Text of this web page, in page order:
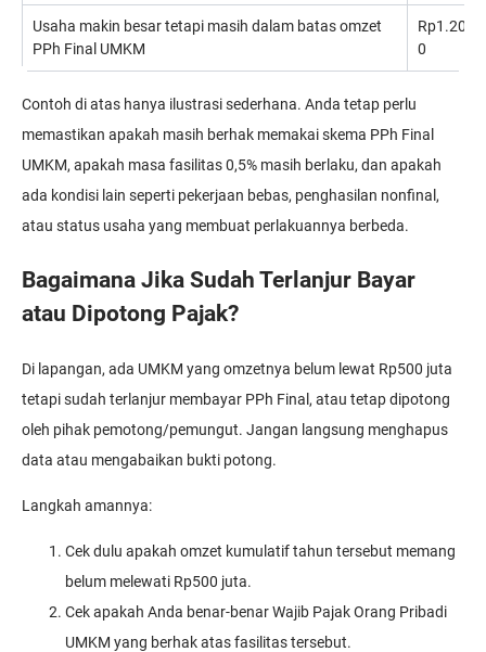
Usaha makin besar tetapi masih dalam batas omzet
PPh Final UMKM
0
Contoh di atas hanya ilustrasi sederhana. Anda tetap perlu
memastikan apakah masih berhak memakai skema PPh Final
UMKM, apakah masa fasilitas 0,5% masih berlaku, dan apakah
ada kondisi lain seperti pekerjaan bebas, penghasilan nonfinal,
atau status usaha yang membuat perlakuannya berbeda.
Bagaimana Jika Sudah Terlanjur Bayar
atau Dipotong Pajak?
Di lapangan, ada UMKM yang omzetnya belum lewat Rp500 juta
tetapi sudah terlanjur membayar PPh Final, atau tetap dipotong
oleh pihak pemotong/pemungut. Jangan langsung menghapus
data atau mengabaikan bukti potong.
Langkah amannya:
Cek dulu apakah omzet kumulatif tahun tersebut memang
belum melewati Rp500 juta.
Cek apakah Anda benar-benar Wajib Pajak Orang Pribadi
UMKM yang berhak atas fasilitas tersebut.